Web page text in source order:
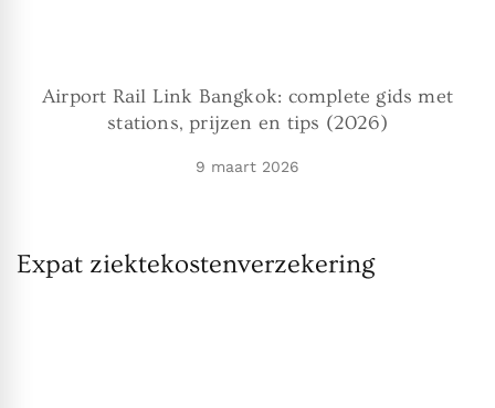
Airport Rail Link Bangkok: complete gids met
stations, prijzen en tips (2026)
9 maart 2026
Expat ziektekostenverzekering